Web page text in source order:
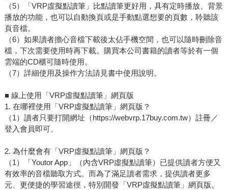
（5）「VRP虛擬點讀筆」比點讀筆更好用，具有定時播放、背景
播放的功能，也可以自動換頁或是手動點選想要的頁數，聆聽該
頁音檔。
（6）如果讀者擔心音檔下載後太佔手機空間，也可以隨時刪除音
檔，下次需要使用時再下載。購買本公司書籍的讀者等於有一個
雲端的CD櫃可隨時使用。
（7）詳細使用及操作方法請見書中使用說明。
■ 線上使用「VRP虛擬點讀筆」網頁版
1. 在哪裡使用「VRP虛擬點讀筆」網頁版？
（1）讀者只要打開網址（https://webvrp.17buy.com.tw）註冊／
登入會員即可。
2. 為什麼會有「VRP虛擬點讀筆」網頁版？
（1）「Youtor App」（內含VRP虛擬點讀筆）已提供讀者方便又
有效率的音檔聽取方式。而為了滿足讀者需求，提供讀者更多
元、更便捷的學習途徑，特別開發「VRP虛擬點讀筆」網頁版。